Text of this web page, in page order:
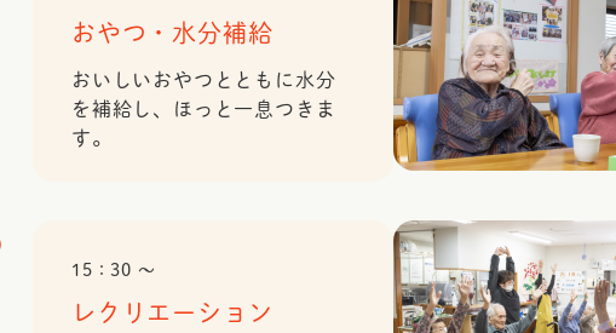
おやつ・水分補給
おいしいおやつとともに水分
を補給し、ほっと一息つきま
す。
15：30 〜
レクリエーション